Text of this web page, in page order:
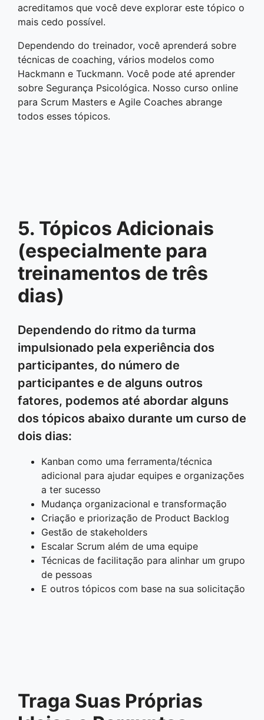
acreditamos que você deve explorar este tópico o
mais cedo possível.
Dependendo do treinador, você aprenderá sobre
técnicas de coaching, vários modelos como
Hackmann e Tuckmann. Você pode até aprender
sobre Segurança Psicológica. Nosso curso online
para Scrum Masters e Agile Coaches abrange
todos esses tópicos.
5. Tópicos Adicionais
(especialmente para
treinamentos de três
dias)
Dependendo do ritmo da turma
impulsionado pela experiência dos
participantes, do número de
participantes e de alguns outros
fatores, podemos até abordar alguns
dos tópicos abaixo durante um curso de
dois dias:
Kanban como uma ferramenta/técnica
adicional para ajudar equipes e organizações
a ter sucesso
Mudança organizacional e transformação
Criação e priorização de Product Backlog
Gestão de stakeholders
Escalar Scrum além de uma equipe
Técnicas de facilitação para alinhar um grupo
de pessoas
E outros tópicos com base na sua solicitação
Traga Suas Próprias